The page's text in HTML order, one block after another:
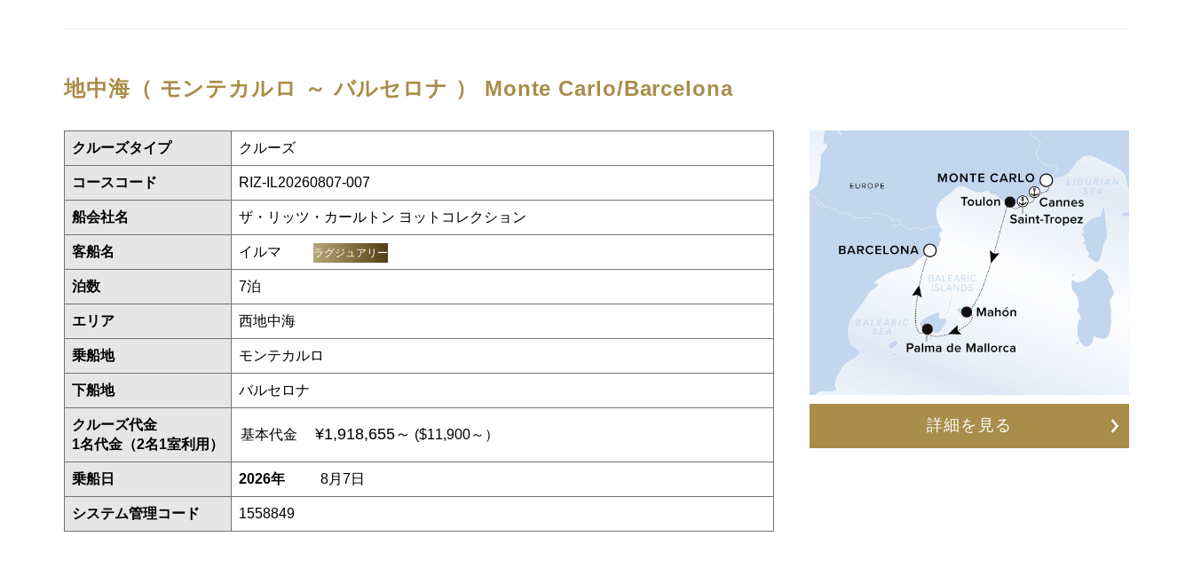
地中海（ モンテカルロ ～ バルセロナ ） Monte Carlo/Barcelona
詳細を見る
クルーズタイプ クルーズ
コースコード RIZ-IL20260807-007
船会社名 ザ・リッツ・カールトン ヨットコレクション
客船名 イルマ ラグジュアリー
泊数 7泊
エリア 西地中海
乗船地 モンテカルロ
下船地 バルセロナ
クルーズ代金
1名代金（2名1室利用）
基本代金 ¥1,918,655～ ($11,900～）
乗船日 2026年 8月7日
システム管理コード 1558849